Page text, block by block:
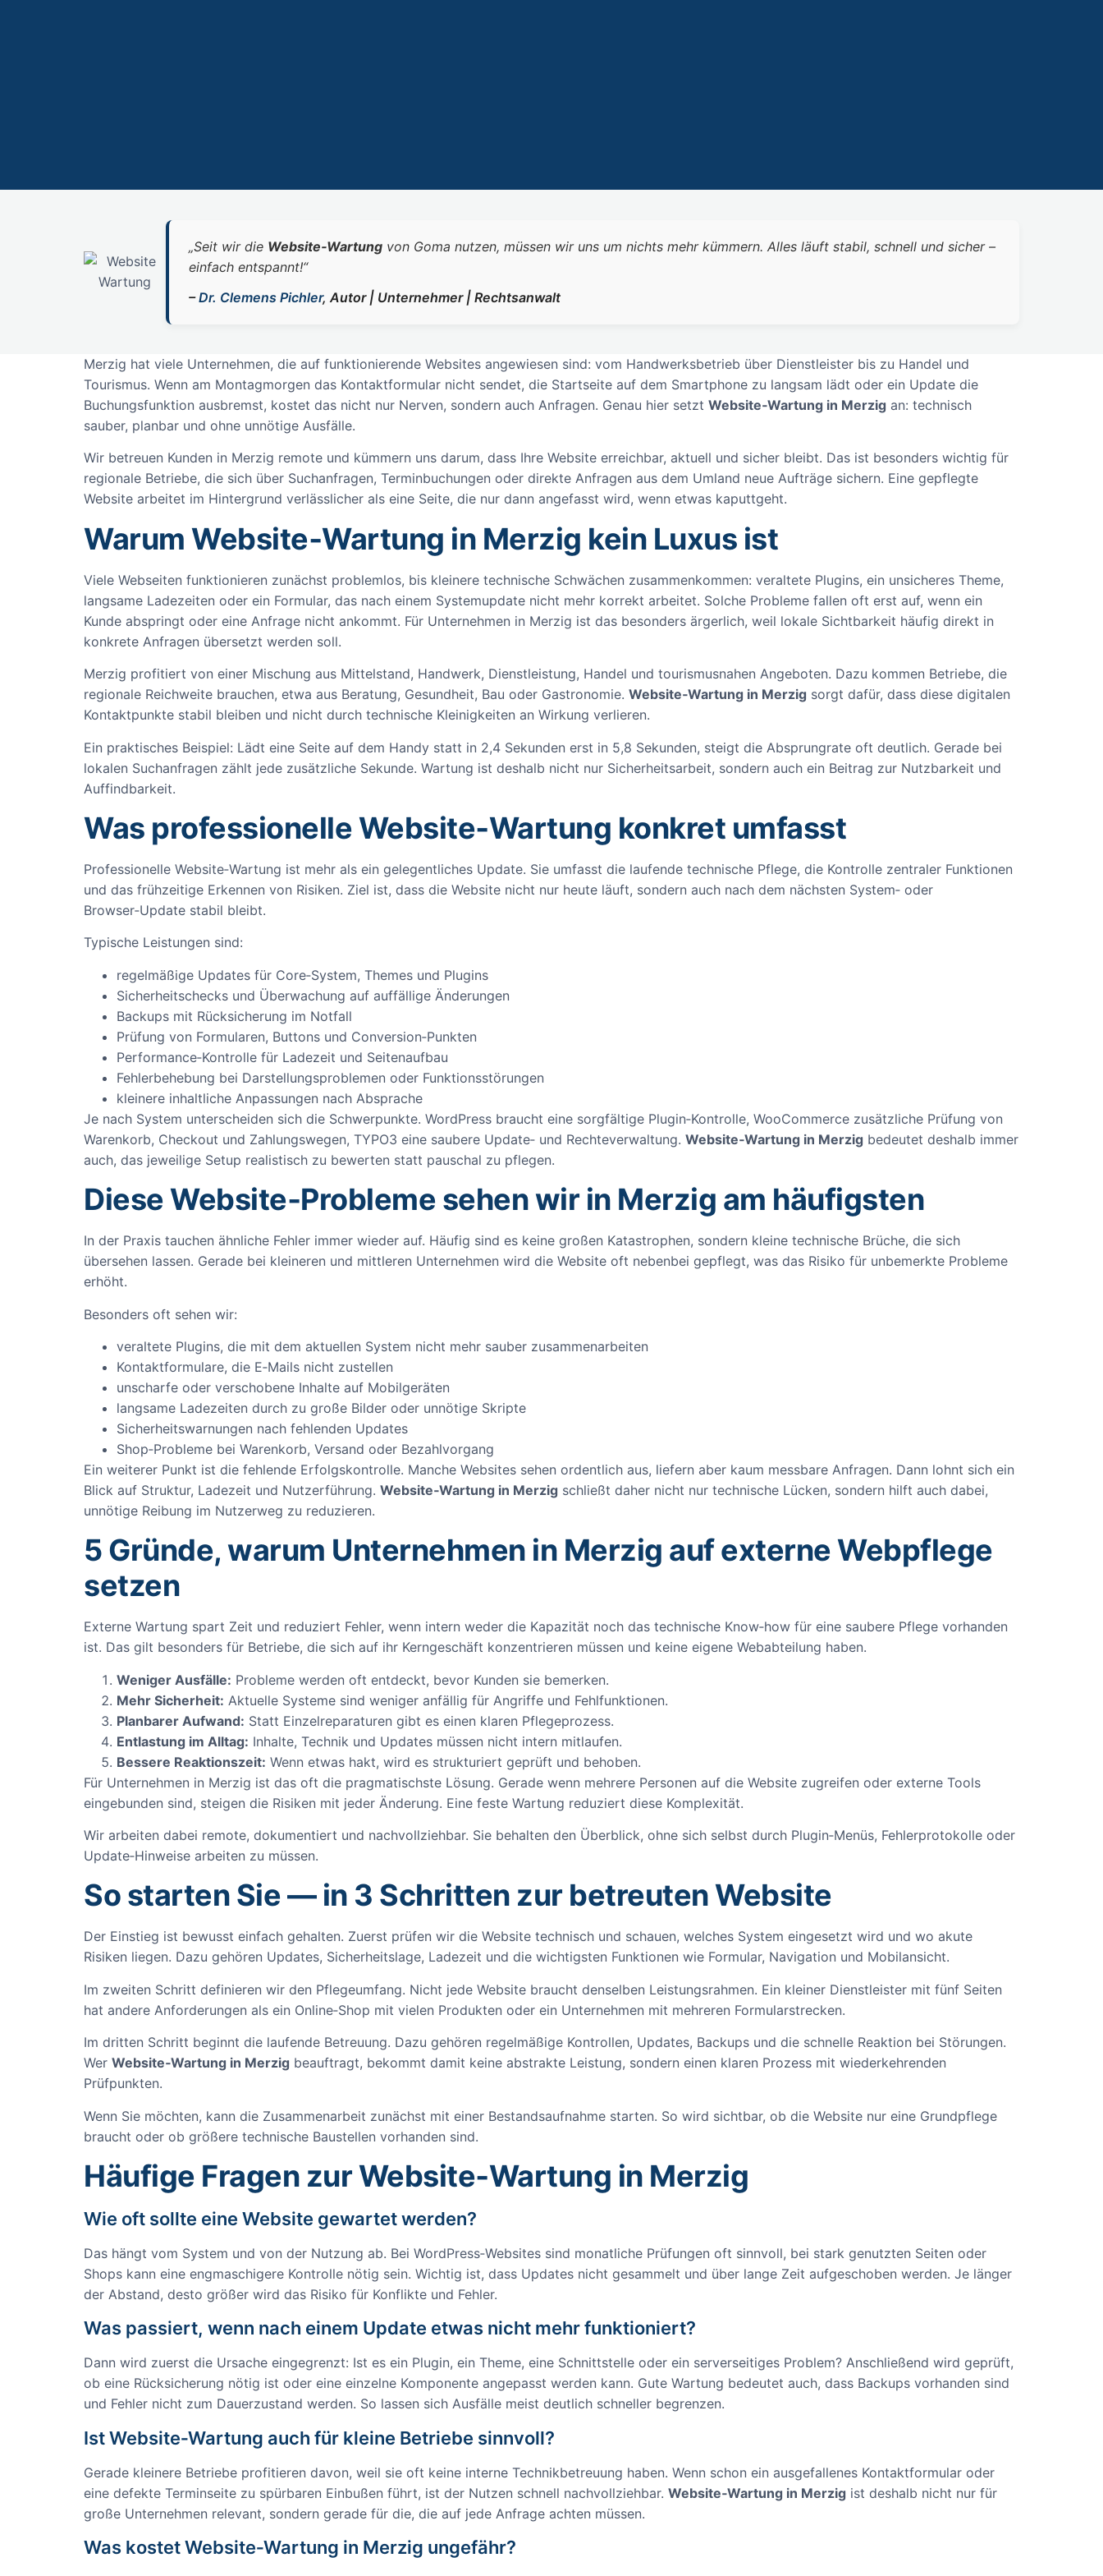
„Seit wir die Website‑Wartung von Goma nutzen, müssen wir uns um nichts mehr kümmern. Alles läuft stabil, schnell und sicher –
einfach entspannt!“
–Dr. Clemens Pichler, Autor | Unternehmer | Rechtsanwalt
Merzig hat viele Unternehmen, die auf funktionierende Websites angewiesen sind: vom Handwerksbetrieb über Dienstleister bis zu Handel und
Tourismus. Wenn am Montagmorgen das Kontaktformular nicht sendet, die Startseite auf dem Smartphone zu langsam lädt oder ein Update die
Buchungsfunktion ausbremst, kostet das nicht nur Nerven, sondern auch Anfragen. Genau hier setzt Website‑Wartung in Merzig an: technisch
sauber, planbar und ohne unnötige Ausfälle.
Wir betreuen Kunden in Merzig remote und kümmern uns darum, dass Ihre Website erreichbar, aktuell und sicher bleibt. Das ist besonders wichtig für
regionale Betriebe, die sich über Suchanfragen, Terminbuchungen oder direkte Anfragen aus dem Umland neue Aufträge sichern. Eine gepflegte
Website arbeitet im Hintergrund verlässlicher als eine Seite, die nur dann angefasst wird, wenn etwas kaputtgeht.
Warum Website‑Wartung in Merzig kein Luxus ist
Viele Webseiten funktionieren zunächst problemlos, bis kleinere technische Schwächen zusammenkommen: veraltete Plugins, ein unsicheres Theme,
langsame Ladezeiten oder ein Formular, das nach einem Systemupdate nicht mehr korrekt arbeitet. Solche Probleme fallen oft erst auf, wenn ein
Kunde abspringt oder eine Anfrage nicht ankommt. Für Unternehmen in Merzig ist das besonders ärgerlich, weil lokale Sichtbarkeit häufig direkt in
konkrete Anfragen übersetzt werden soll.
Merzig profitiert von einer Mischung aus Mittelstand, Handwerk, Dienstleistung, Handel und tourismusnahen Angeboten. Dazu kommen Betriebe, die
regionale Reichweite brauchen, etwa aus Beratung, Gesundheit, Bau oder Gastronomie. Website‑Wartung in Merzig sorgt dafür, dass diese digitalen
Kontaktpunkte stabil bleiben und nicht durch technische Kleinigkeiten an Wirkung verlieren.
Ein praktisches Beispiel: Lädt eine Seite auf dem Handy statt in 2,4 Sekunden erst in 5,8 Sekunden, steigt die Absprungrate oft deutlich. Gerade bei
lokalen Suchanfragen zählt jede zusätzliche Sekunde. Wartung ist deshalb nicht nur Sicherheitsarbeit, sondern auch ein Beitrag zur Nutzbarkeit und
Auffindbarkeit.
Was professionelle Website‑Wartung konkret umfasst
Professionelle Website‑Wartung ist mehr als ein gelegentliches Update. Sie umfasst die laufende technische Pflege, die Kontrolle zentraler Funktionen
und das frühzeitige Erkennen von Risiken. Ziel ist, dass die Website nicht nur heute läuft, sondern auch nach dem nächsten System‑ oder
Browser‑Update stabil bleibt.
Typische Leistungen sind:
regelmäßige Updates für Core‑System, Themes und Plugins
Sicherheitschecks und Überwachung auf auffällige Änderungen
Backups mit Rücksicherung im Notfall
Prüfung von Formularen, Buttons und Conversion‑Punkten
Performance‑Kontrolle für Ladezeit und Seitenaufbau
Fehlerbehebung bei Darstellungsproblemen oder Funktionsstörungen
kleinere inhaltliche Anpassungen nach Absprache
Je nach System unterscheiden sich die Schwerpunkte. WordPress braucht eine sorgfältige Plugin‑Kontrolle, WooCommerce zusätzliche Prüfung von
Warenkorb, Checkout und Zahlungswegen, TYPO3 eine saubere Update‑ und Rechteverwaltung. Website‑Wartung in Merzig bedeutet deshalb immer
auch, das jeweilige Setup realistisch zu bewerten statt pauschal zu pflegen.
Diese Website‑Probleme sehen wir in Merzig am häufigsten
In der Praxis tauchen ähnliche Fehler immer wieder auf. Häufig sind es keine großen Katastrophen, sondern kleine technische Brüche, die sich
übersehen lassen. Gerade bei kleineren und mittleren Unternehmen wird die Website oft nebenbei gepflegt, was das Risiko für unbemerkte Probleme
erhöht.
Besonders oft sehen wir:
veraltete Plugins, die mit dem aktuellen System nicht mehr sauber zusammenarbeiten
Kontaktformulare, die E‑Mails nicht zustellen
unscharfe oder verschobene Inhalte auf Mobilgeräten
langsame Ladezeiten durch zu große Bilder oder unnötige Skripte
Sicherheitswarnungen nach fehlenden Updates
Shop‑Probleme bei Warenkorb, Versand oder Bezahlvorgang
Ein weiterer Punkt ist die fehlende Erfolgskontrolle. Manche Websites sehen ordentlich aus, liefern aber kaum messbare Anfragen. Dann lohnt sich ein
Blick auf Struktur, Ladezeit und Nutzerführung. Website‑Wartung in Merzig schließt daher nicht nur technische Lücken, sondern hilft auch dabei,
unnötige Reibung im Nutzerweg zu reduzieren.
5 Gründe, warum Unternehmen in Merzig auf externe Webpflege
setzen
Externe Wartung spart Zeit und reduziert Fehler, wenn intern weder die Kapazität noch das technische Know‑how für eine saubere Pflege vorhanden
ist. Das gilt besonders für Betriebe, die sich auf ihr Kerngeschäft konzentrieren müssen und keine eigene Webabteilung haben.
Weniger Ausfälle: Probleme werden oft entdeckt, bevor Kunden sie bemerken.
Mehr Sicherheit: Aktuelle Systeme sind weniger anfällig für Angriffe und Fehlfunktionen.
Planbarer Aufwand: Statt Einzelreparaturen gibt es einen klaren Pflegeprozess.
Entlastung im Alltag: Inhalte, Technik und Updates müssen nicht intern mitlaufen.
Bessere Reaktionszeit: Wenn etwas hakt, wird es strukturiert geprüft und behoben.
Für Unternehmen in Merzig ist das oft die pragmatischste Lösung. Gerade wenn mehrere Personen auf die Website zugreifen oder externe Tools
eingebunden sind, steigen die Risiken mit jeder Änderung. Eine feste Wartung reduziert diese Komplexität.
Wir arbeiten dabei remote, dokumentiert und nachvollziehbar. Sie behalten den Überblick, ohne sich selbst durch Plugin‑Menüs, Fehlerprotokolle oder
Update‑Hinweise arbeiten zu müssen.
So starten Sie — in 3 Schritten zur betreuten Website
Der Einstieg ist bewusst einfach gehalten. Zuerst prüfen wir die Website technisch und schauen, welches System eingesetzt wird und wo akute
Risiken liegen. Dazu gehören Updates, Sicherheitslage, Ladezeit und die wichtigsten Funktionen wie Formular, Navigation und Mobilansicht.
Im zweiten Schritt definieren wir den Pflegeumfang. Nicht jede Website braucht denselben Leistungsrahmen. Ein kleiner Dienstleister mit fünf Seiten
hat andere Anforderungen als ein Online‑Shop mit vielen Produkten oder ein Unternehmen mit mehreren Formularstrecken.
Im dritten Schritt beginnt die laufende Betreuung. Dazu gehören regelmäßige Kontrollen, Updates, Backups und die schnelle Reaktion bei Störungen.
Wer Website‑Wartung in Merzig beauftragt, bekommt damit keine abstrakte Leistung, sondern einen klaren Prozess mit wiederkehrenden
Prüfpunkten.
Wenn Sie möchten, kann die Zusammenarbeit zunächst mit einer Bestandsaufnahme starten. So wird sichtbar, ob die Website nur eine Grundpflege
braucht oder ob größere technische Baustellen vorhanden sind.
Häufige Fragen zur Website‑Wartung in Merzig
Wie oft sollte eine Website gewartet werden?
Das hängt vom System und von der Nutzung ab. Bei WordPress‑Websites sind monatliche Prüfungen oft sinnvoll, bei stark genutzten Seiten oder
Shops kann eine engmaschigere Kontrolle nötig sein. Wichtig ist, dass Updates nicht gesammelt und über lange Zeit aufgeschoben werden. Je länger
der Abstand, desto größer wird das Risiko für Konflikte und Fehler.
Was passiert, wenn nach einem Update etwas nicht mehr funktioniert?
Dann wird zuerst die Ursache eingegrenzt: Ist es ein Plugin, ein Theme, eine Schnittstelle oder ein serverseitiges Problem? Anschließend wird geprüft,
ob eine Rücksicherung nötig ist oder eine einzelne Komponente angepasst werden kann. Gute Wartung bedeutet auch, dass Backups vorhanden sind
und Fehler nicht zum Dauerzustand werden. So lassen sich Ausfälle meist deutlich schneller begrenzen.
Ist Website‑Wartung auch für kleine Betriebe sinnvoll?
Gerade kleinere Betriebe profitieren davon, weil sie oft keine interne Technikbetreuung haben. Wenn schon ein ausgefallenes Kontaktformular oder
eine defekte Terminseite zu spürbaren Einbußen führt, ist der Nutzen schnell nachvollziehbar. Website‑Wartung in Merzig ist deshalb nicht nur für
große Unternehmen relevant, sondern gerade für die, die auf jede Anfrage achten müssen.
Was kostet Website‑Wartung in Merzig ungefähr?